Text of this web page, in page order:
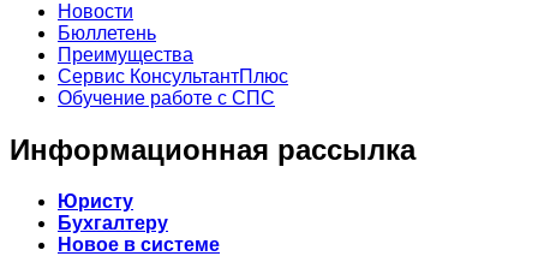
Новости
Бюллетень
Преимущества
Сервис КонсультантПлюс
Обучение работе с СПС
Информационная рассылка
Юристу
Бухгалтеру
Новое в системе